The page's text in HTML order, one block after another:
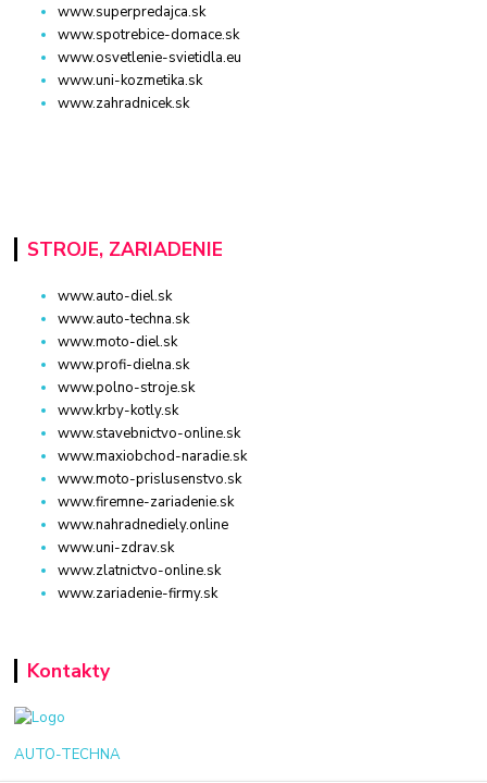
www.superpredajca.sk
www.spotrebice-domace.sk
www.osvetlenie-svietidla.eu
www.uni-kozmetika.sk
www.zahradnicek.sk
STROJE, ZARIADENIE
www.auto-diel.sk
www.auto-techna.sk
www.moto-diel.sk
www.profi-dielna.sk
www.polno-stroje.sk
www.krby-kotly.sk
www.stavebnictvo-online.sk
www.maxiobchod-naradie.sk
www.moto-prislusenstvo.sk
www.firemne-zariadenie.sk
www.nahradnediely.online
www.uni-zdrav.sk
www.zlatnictvo-online.sk
www.zariadenie-firmy.sk
Kontakty
AUTO-TECHNA